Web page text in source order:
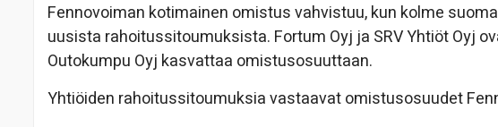
Fennovoiman kotimainen omistus vahvistuu, kun kolme
uusista rahoitussitoumuksista. Fortum Oyj ja SRV Yhtiöt Oyj
Outokumpu Oyj kasvattaa omistusosuuttaan.
Yhtiöiden rahoitussitoumuksia vastaavat omistusosuudet